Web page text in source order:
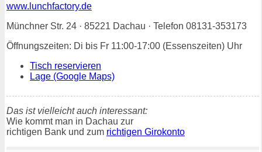
www.lunchfactory.de
Münchner Str. 24 · 85221 Dachau · Telefon 08131-353173
Öffnungszeiten: Di bis Fr 11:00-17:00 (Essenszeiten) Uhr
Tisch reservieren
Lage (Google Maps)
Das ist vielleicht auch interessant:
Wie kommt man in Dachau zur
richtigen Bank und zum richtigen Girokonto